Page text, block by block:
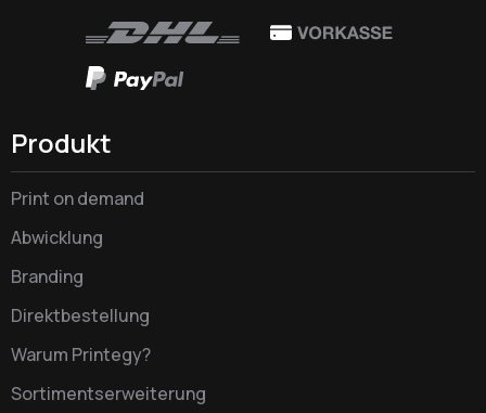
Produkt
Print on demand
Abwicklung
Branding
Direktbestellung
Warum Printegy?
Sortimentserweiterung